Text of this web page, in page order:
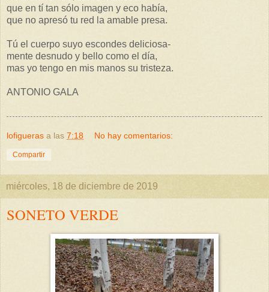
que en tí tan sólo imagen y eco había,
que no apresó tu red la amable presa.
Tú el cuerpo suyo escondes deliciosa-
mente desnudo y bello como el día,
mas yo tengo en mis manos su tristeza.
ANTONIO GALA
lofigueras a las 7:18 No hay comentarios:
Compartir
miércoles, 18 de diciembre de 2019
SONETO VERDE